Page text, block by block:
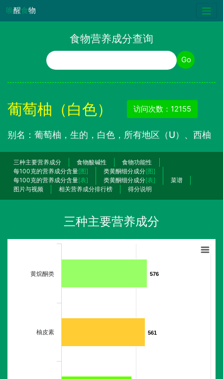
唤醒食物
食物营养成分查询
食物名称 Go
葡萄柚（白色） 访问次数：12155
别名：葡萄柚，生的，白色，所有地区（U）、西柚
三种主要营养成分 食物酸碱性
食物功能性
每100克的营养成分含量[图] 类黄酮细分成分[图]
每100克的营养成分含量[表] 类黄酮细分成分[表]
菜谱
图片与视频
相关营养成分排行榜 得分说明
三种主要营养成分
576
576
561
561
黄烷酮类
柚皮素